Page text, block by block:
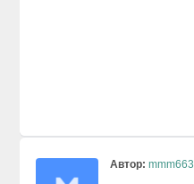
Автор: mmm663